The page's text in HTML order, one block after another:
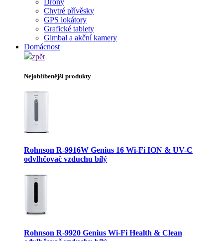
Chytré přívěsky
GPS lokátory
Grafické tablety
Gimbal a akční kamery
Domácnost
zpět
Nejoblíbenější produkty
Rohnson R-9916W Genius 16 Wi-Fi ION & UV-C
odvlhčovač vzduchu bílý
Rohnson R-9920 Genius Wi-Fi Health & Clean